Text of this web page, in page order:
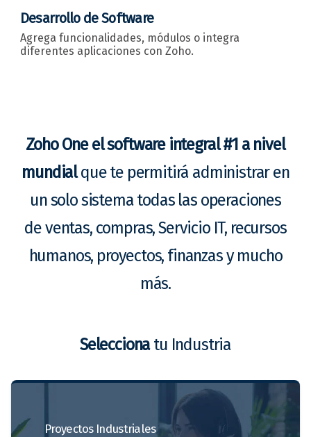
Desarrollo de Software
Agrega funcionalidades, módulos o integra
diferentes aplicaciones con Zoho.
Zoho One el software integral #1 a nivel
mundialque te permitirá administrar en
un solo sistema todas las operaciones
de ventas, compras, Servicio IT, recursos
humanos, proyectos, finanzas y mucho
más.
Seleccionatu Industria
ProyectosIndustriales